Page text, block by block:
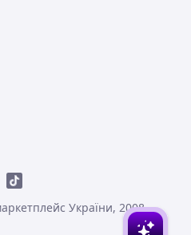
України, 2008-